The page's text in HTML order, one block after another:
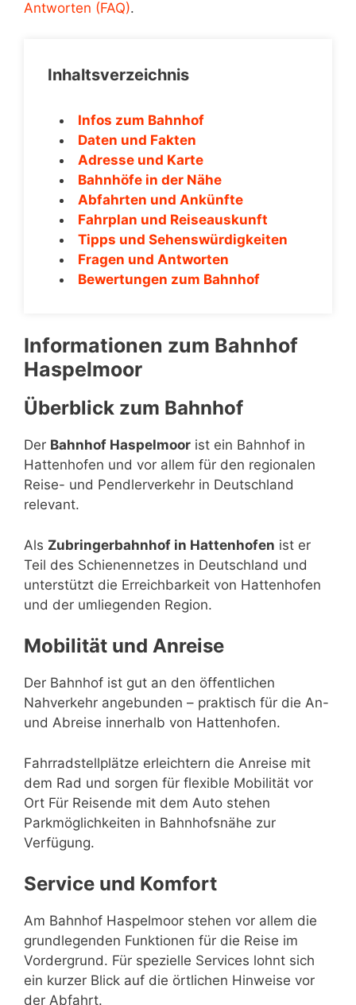
Antworten (FAQ).
Inhaltsverzeichnis
Infos zum Bahnhof
Daten und Fakten
Adresse und Karte
Bahnhöfe in der Nähe
Abfahrten und Ankünfte
Fahrplan und Reiseauskunft
Tipps und Sehenswürdigkeiten
Fragen und Antworten
Bewertungen zum Bahnhof
Informationen zum Bahnhof
Haspelmoor
Überblick zum Bahnhof
Der Bahnhof Haspelmoor ist ein Bahnhof in
Hattenhofen und vor allem für den regionalen
Reise- und Pendlerverkehr in Deutschland
relevant.
Als Zubringerbahnhof in Hattenhofen ist er
Teil des Schienennetzes in Deutschland und
unterstützt die Erreichbarkeit von Hattenhofen
und der umliegenden Region.
Mobilität und Anreise
Der Bahnhof ist gut an den öffentlichen
Nahverkehr angebunden – praktisch für die An-
und Abreise innerhalb von Hattenhofen.
Fahrradstellplätze erleichtern die Anreise mit
dem Rad und sorgen für flexible Mobilität vor
Ort Für Reisende mit dem Auto stehen
Parkmöglichkeiten in Bahnhofsnähe zur
Verfügung.
Service und Komfort
Am Bahnhof Haspelmoor stehen vor allem die
grundlegenden Funktionen für die Reise im
Vordergrund. Für spezielle Services lohnt sich
ein kurzer Blick auf die örtlichen Hinweise vor
der Abfahrt.